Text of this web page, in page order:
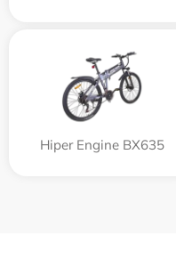
Hiper Engine BX635